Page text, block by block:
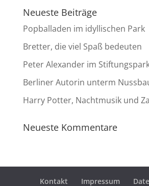
Neueste Beiträge
Popballaden im idyllischen Park
Bretter, die viel Spaß bedeuten
Peter Alexander im
Berliner Autorin unterm
Harry Potter, Nachtmusik und
Neueste Kommentare
Kontakt Impressum